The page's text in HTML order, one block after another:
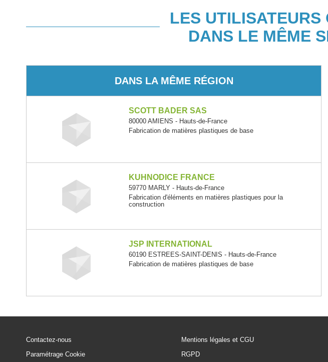
LES UTILISATEURS
DANS LE MÊME
DANS LA MÊME RÉGION
SCOTT BADER SAS
80000 AMIENS - Hauts-de-France
Fabrication de matières plastiques de base
KUHNODICE FRANCE
59770 MARLY - Hauts-de-France
Fabrication d'éléments en matières plastiques pour la
construction
JSP INTERNATIONAL
60190 ESTREES-SAINT-DENIS - Hauts-de-France
Fabrication de matières plastiques de base
Contactez-nous
Paramétrage Cookie
Mentions légales et CGU
RGPD